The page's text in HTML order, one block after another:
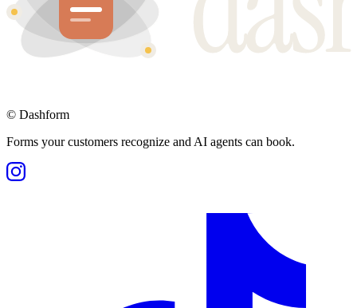
© Dashform
Forms your customers recognize and AI agents can book.